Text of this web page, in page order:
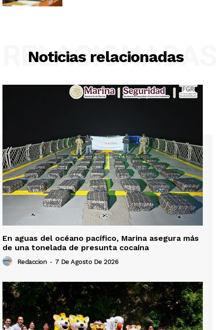
Noticias relacionadas
RELACIONADAS
En aguas del océano pacífico, Marina asegura más
de una tonelada de presunta cocaína
Redaccion - 7 De Agosto De 2026